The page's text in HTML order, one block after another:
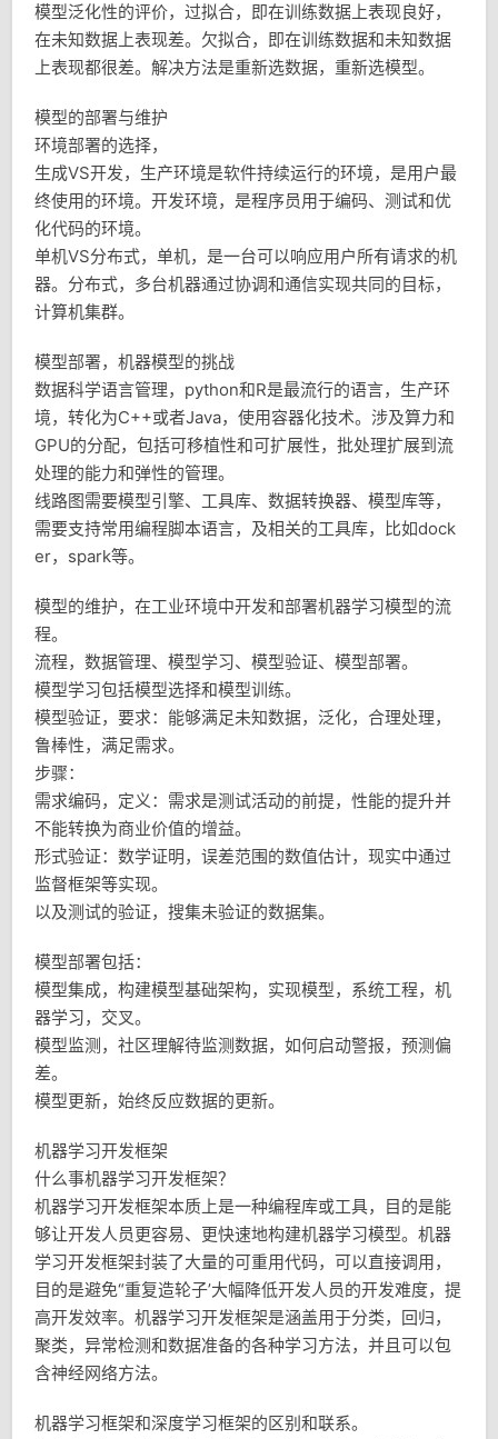
模型泛化性的评价，过拟合，即在训练数据上表现良好，
在未知数据上表现差。欠拟合，即在训练数据和未知数据
上表现都很差。解决方法是重新选数据，重新选模型。
模型的部署与维护
环境部署的选择，
生成VS开发，生产环境是软件持续运行的环境，是用户最
终使用的环境。开发环境，是程序员用于编码、测试和优
化代码的环境。
单机VS分布式，单机，是一台可以响应用户所有请求的机
器。分布式，多台机器通过协调和通信实现共同的目标，
计算机集群。
模型部署，机器模型的挑战
数据科学语言管理，python和R是最流行的语言，生产环
境，转化为C++或者Java，使用容器化技术。涉及算力和
GPU的分配，包括可移植性和可扩展性，批处理扩展到流
处理的能力和弹性的管理。
线路图需要模型引擎、工具库、数据转换器、模型库等，
需要支持常用编程脚本语言，及相关的工具库，比如dock
er，spark等。
模型的维护，在工业环境中开发和部署机器学习模型的流
程。
流程，数据管理、模型学习、模型验证、模型部署。
模型学习包括模型选择和模型训练。
模型验证，要求：能够满足未知数据，泛化，合理处理，
鲁棒性，满足需求。
步骤：
需求编码，定义：需求是测试活动的前提，性能的提升并
不能转换为商业价值的增益。
形式验证：数学证明，误差范围的数值估计，现实中通过
监督框架等实现。
以及测试的验证，搜集未验证的数据集。
模型部署包括：
模型集成，构建模型基础架构，实现模型，系统工程，机
器学习，交叉。
模型监测，社区理解待监测数据，如何启动警报，预测偏
差。
模型更新，始终反应数据的更新。
机器学习开发框架
什么事机器学习开发框架？
机器学习开发框架本质上是一种编程库或工具，目的是能
够让开发人员更容易、更快速地构建机器学习模型。机器
学习开发框架封装了大量的可重用代码，可以直接调用，
目的是避免“重复造轮子’大幅降低开发人员的开发难度，提
高开发效率。机器学习开发框架是涵盖用于分类，回归，
聚类，异常检测和数据准备的各种学习方法，并且可以包
含神经网络方法。
机器学习框架和深度学习框架的区别和联系。